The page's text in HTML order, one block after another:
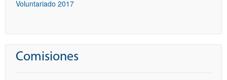
Voluntariado 2017
Comisiones